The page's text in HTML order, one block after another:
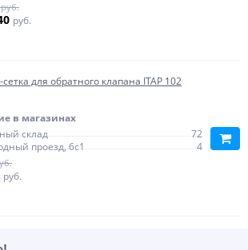
руб.
для обратного клапана ITAP 102
в магазинах
склад
72
проезд, 6с1
4
руб.